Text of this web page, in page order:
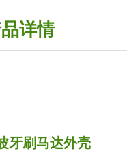
牙刷马达外壳
详情